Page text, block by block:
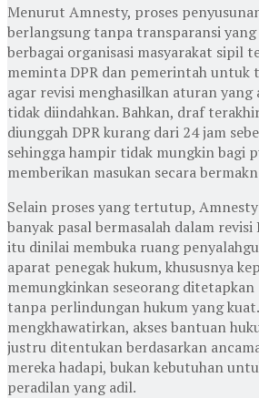
Menurut Amnesty, proses
berlangsung tanpa transparansi yang
berbagai organisasi masyarakat sipil
meminta DPR dan pemerintah untuk
agar revisi menghasilkan aturan
tidak diindahkan. Bahkan, draf
diunggah DPR kurang dari 24 jam
sehingga hampir tidak mungkin bagi
memberikan masukan secara
Selain proses yang tertutup,
banyak pasal bermasalah dalam revisi
itu dinilai membuka ruang
aparat penegak hukum, khususnya
memungkinkan seseorang ditetapkan
tanpa perlindungan hukum yang
mengkhawatirkan, akses bantuan
justru ditentukan berdasarkan
mereka hadapi, bukan kebutuhan
peradilan yang adil.